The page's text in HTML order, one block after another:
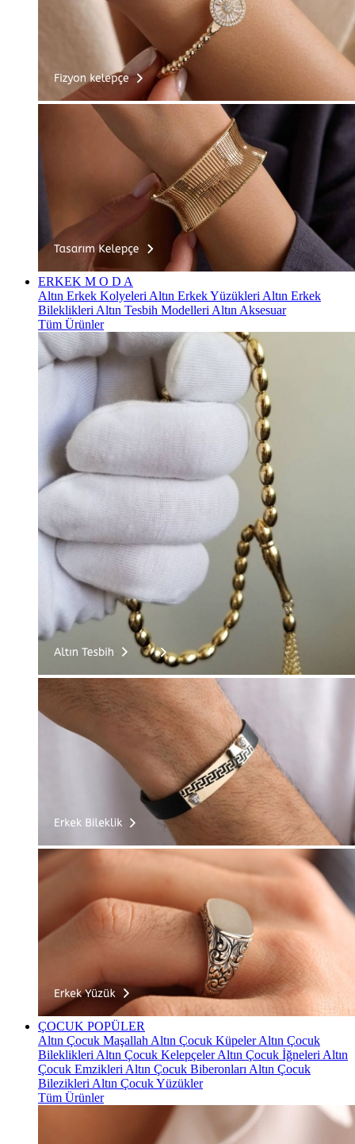
ERKEK M O D A
Altın Erkek Kolyeleri Altın Erkek Yüzükleri Altın Erkek
Bileklikleri Altın Tesbih Modelleri Altın Aksesuar
Tüm Ürünler
ÇOCUK POPÜLER
Altın Çocuk Maşallah Altın Çocuk KüpelerAltın Çocuk
Bileklikleri Altın Çocuk KelepçelerAltın Çocuk İğneleri Altın
Çocuk Emzikleri Altın Çocuk Biberonları Altın Çocuk
Bilezikleri Altın Çocuk Yüzükler
Tüm Ürünler